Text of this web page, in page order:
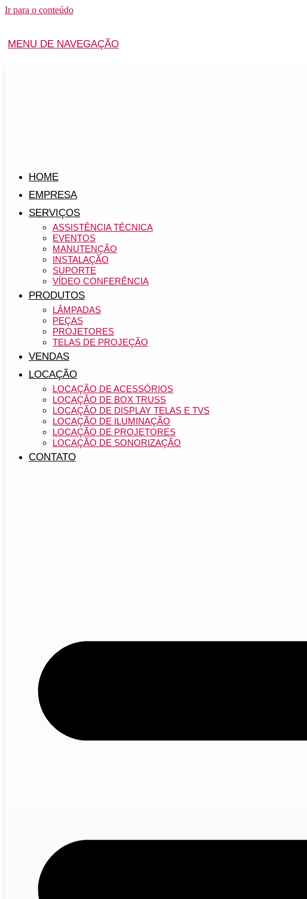
Ir para o conteúdo
MENU DE NAVEGAÇÃO
HOME
EMPRESA
SERVIÇOS
ASSISTÊNCIA TÉCNICA
EVENTOS
MANUTENÇÃO
INSTALAÇÃO
SUPORTE
VÍDEO CONFERÊNCIA
PRODUTOS
LÂMPADAS
PEÇAS
PROJETORES
TELAS DE PROJEÇÃO
VENDAS
LOCAÇÃO
LOCAÇÃO DE ACESSÓRIOS
LOCAÇÃO DE BOX TRUSS
LOCAÇÃO DE DISPLAY TELAS E TVS
LOCAÇÃO DE ILUMINAÇÃO
LOCAÇÃO DE PROJETORES
LOCAÇÃO DE SONORIZAÇÃO
CONTATO